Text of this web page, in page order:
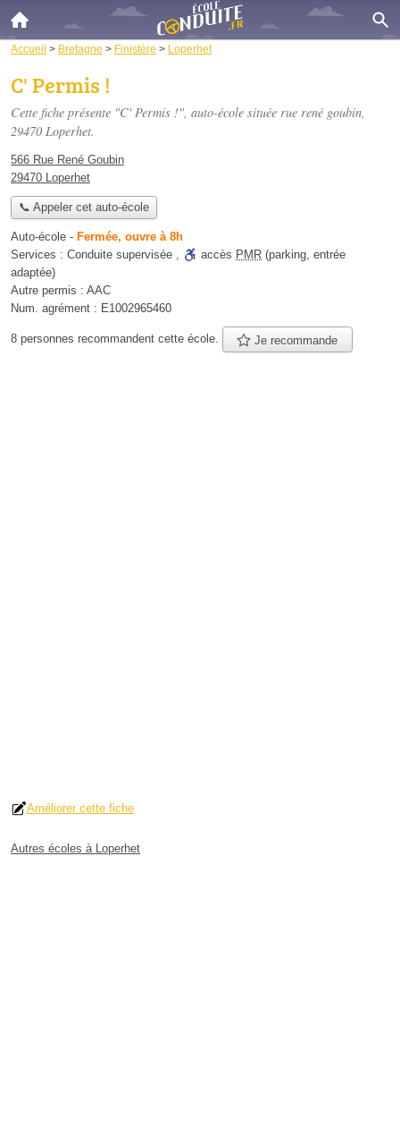
Accueil > Bretagne > Finistère > Loperhet
C' Permis !
Cette fiche présente "C' Permis !", auto-école située rue rené goubin,
29470 Loperhet.
566 Rue René Goubin
29470 Loperhet
📞 Appeler cet auto-école
Auto-école - Fermée, ouvre à 8h
Services : Conduite supervisée , accès PMR (parking, entrée
adaptée)
Autre permis : AAC
Num. agrément : E1002965460
8 personnes recommandent cette école. Je recommande
Améliorer cette fiche
Autres écoles à Loperhet